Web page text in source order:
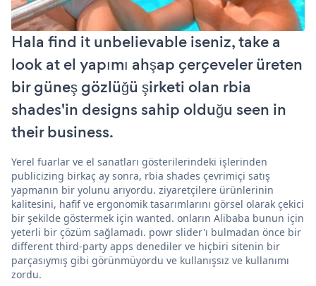
Hala find it unbelievable iseniz, take a
look at el yapımı ahşap çerçeveler üreten
bir güneş gözlüğü şirketi olan rbia
shades'in designs sahip olduğu seen in
their business.
Yerel fuarlar ve el sanatları gösterilerindeki işlerinden
publicizing birkaç ay sonra, rbia shades çevrimiçi satış
yapmanın bir yolunu arıyordu. ziyaretçilere ürünlerinin
kalitesini, hafif ve ergonomik tasarımlarını görsel olarak çekici
bir şekilde göstermek için wanted. onların Alibaba bunun için
yeterli bir çözüm sağlamadı. powr slider'ı bulmadan önce bir
different third-party apps denediler ve hiçbiri sitenin bir
parçasıymış gibi görünmüyordu ve kullanışsız ve kullanımı
zordu.